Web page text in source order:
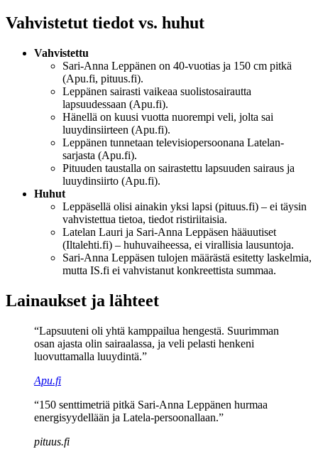
Vahvistetut tiedot vs. huhut
Vahvistettu
Sari-Anna Leppänen on 40-vuotias ja 150 cm pitkä
(Apu.fi, pituus.fi).
Leppänen sairasti vaikeaa suolistosairautta
lapsuudessaan (Apu.fi).
Hänellä on kuusi vuotta nuorempi veli, jolta sai
luuydinsiirteen (Apu.fi).
Leppänen tunnetaan televisiopersoonana Latelan-
sarjasta (Apu.fi).
Pituuden taustalla on sairastettu lapsuuden sairaus ja
luuydinsiirto (Apu.fi).
Huhut
Leppäsellä olisi ainakin yksi lapsi (pituus.fi) – ei täysin
vahvistettua tietoa, tiedot ristiriitaisia.
Latelan Lauri ja Sari-Anna Leppäsen hääuutiset
(Iltalehti.fi) – huhuvaiheessa, ei virallisia lausuntoja.
Sari-Anna Leppäsen tulojen määrästä esitetty laskelmia,
mutta IS.fi ei vahvistanut konkreettista summaa.
Lainaukset ja lähteet
“Lapsuuteni oli yhtä kamppailua hengestä. Suurimman
osan ajasta olin sairaalassa, ja veli pelasti henkeni
luovuttamalla luuydintä.”
Apu.fi
“150 senttimetriä pitkä Sari-Anna Leppänen hurmaa
energisyydellään ja Latela-persoonallaan.”
pituus.fi